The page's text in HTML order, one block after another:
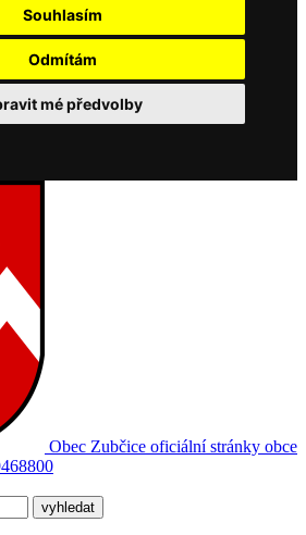
Souhlasím
Odmítám
mé předvolby
Obec Zubčice oficiální stránky obce